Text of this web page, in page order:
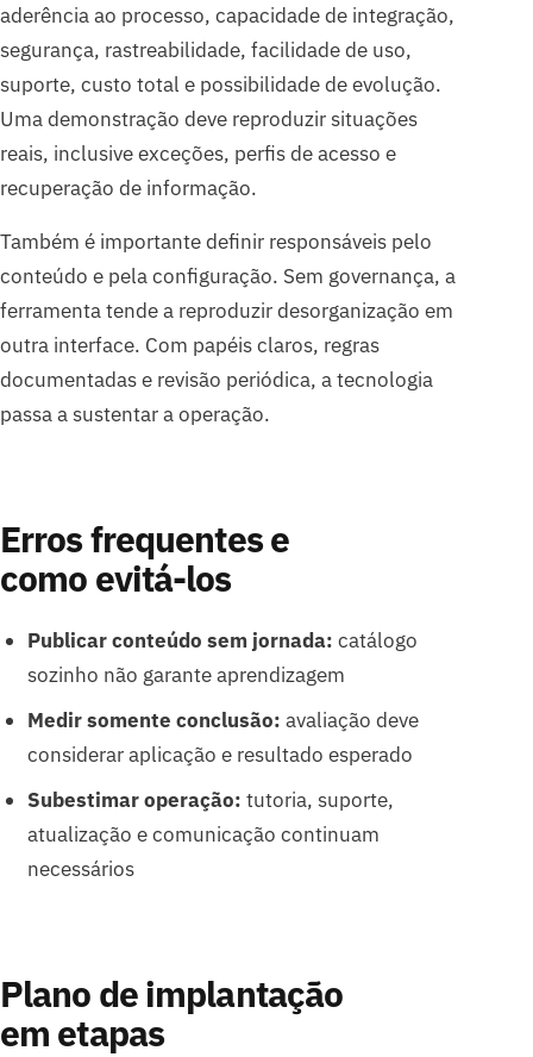
aderência ao processo, capacidade de integração,
segurança, rastreabilidade, facilidade de uso,
suporte, custo total e possibilidade de evolução.
Uma demonstração deve reproduzir situações
reais, inclusive exceções, perfis de acesso e
recuperação de informação.
Também é importante definir responsáveis pelo
conteúdo e pela configuração. Sem governança, a
ferramenta tende a reproduzir desorganização em
outra interface. Com papéis claros, regras
documentadas e revisão periódica, a tecnologia
passa a sustentar a operação.
Erros frequentes e
como evitá-los
Publicar conteúdo sem jornada: catálogo
sozinho não garante aprendizagem
Medir somente conclusão: avaliação deve
considerar aplicação e resultado esperado
Subestimar operação: tutoria, suporte,
atualização e comunicação continuam
necessários
Plano de implantação
em etapas